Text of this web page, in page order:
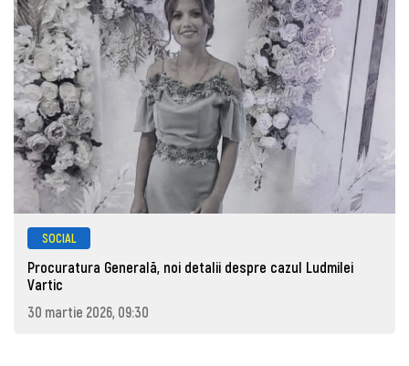
SOCIAL
Procuratura Generală, noi detalii despre cazul Ludmilei
Vartic
30 martie 2026, 09:30